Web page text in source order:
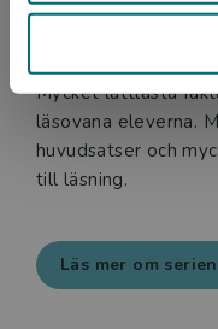
Mycket lättlästa
läsovana eleverna.
huvudsatser och
till läsning.
Läs mer om